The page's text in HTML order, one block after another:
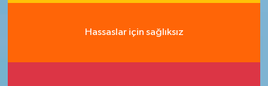
Hassaslar için sağlıksız